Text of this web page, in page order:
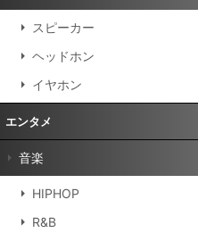
スピーカー
ヘッドホン
イヤホン
エンタメ
音楽
HIPHOP
R&B